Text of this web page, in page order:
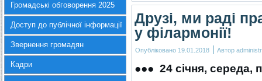
Громадські обговорення 2025
Доступ до публічної інформації
Звернення громадян
Кадри
Друзі, ми раді
у філармонії!
Опубліковано 19.01.2018 | Автор
●●● 24 січня, середа,